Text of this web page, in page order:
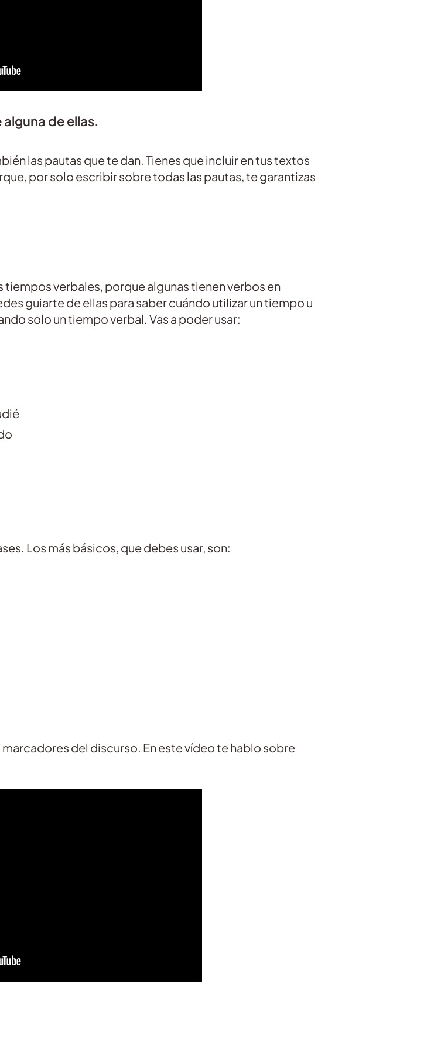
de ellas.
las pautas que te dan. Tienes que incluir en tus textos
por solo escribir sobre todas las pautas, te garantizas
tiempos verbales, porque algunas tienen verbos en
guiarte de ellas para saber cuándo utilizar un tiempo u
solo un tiempo verbal. Vas a poder usar:
Los más básicos, que debes usar, son:
del discurso. En este vídeo te hablo sobre